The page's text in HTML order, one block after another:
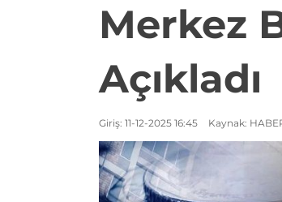
Merkez
Açıkladı
Giriş: 11-12-2025 16:45 Kaynak: